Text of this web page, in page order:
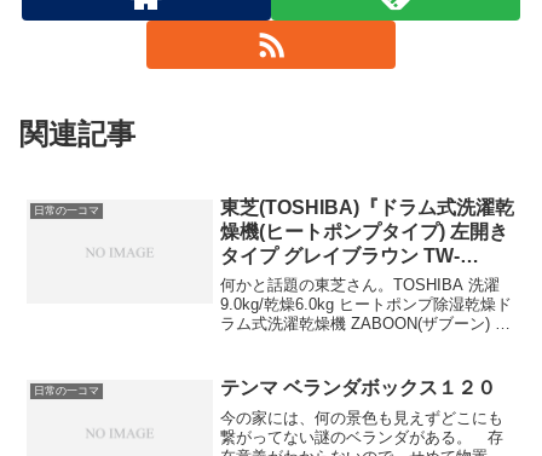
関連記事
日常の一コマ
東芝(TOSHIBA)『ドラム式洗濯乾
燥機(ヒートポンプタイプ) 左開き
タイプ グレイブラウン TW-
117X5L(T)』
何かと話題の東芝さん。TOSHIBA 洗濯
9.0kg/乾燥6.0kg ヒートポンプ除湿乾燥ド
ラム式洗濯乾燥機 ZABOON(ザブーン) ピ
色以外の目立った違いは、電源ON/OFF
以外のボタンがタッチパネル式になった
ことぐらい。 一般家庭平均よりもハー
ドに使ってそうであるとはいえ、前のが5
日常の一コマ テンマ ベランダボックス１２０
今の家には、何の景色も見えずどこにも
繋がってない謎のベランダがある。 存